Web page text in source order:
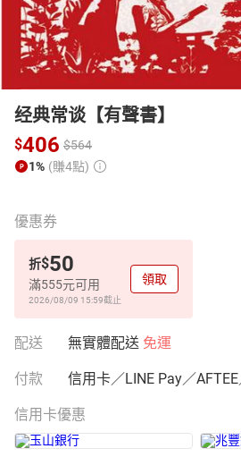
经典常谈【有聲書】
$406 $564
1% (賺4點)
優惠券
折$50
滿555元可用
2026/08/09 15:59截止
領取
配送 無實體配送 免運
付款 信用卡／LINE Pay／
信用卡優惠